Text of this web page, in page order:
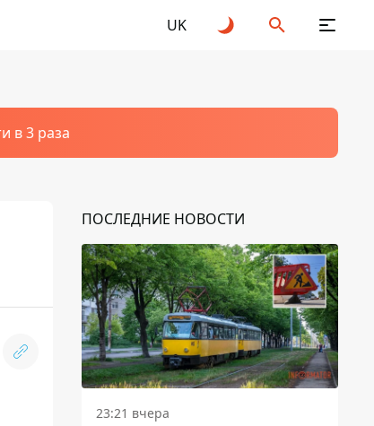
UK
в 3 раза
ПОСЛЕДНИЕ НОВОСТИ
23:21 вчера